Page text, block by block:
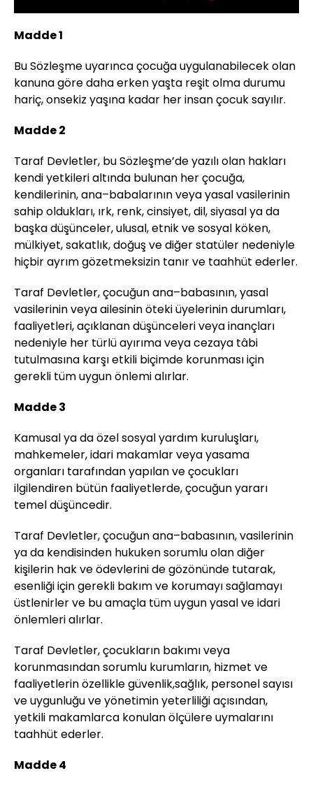
Madde 1
Bu Sözleşme uyarınca çocuğa uygulanabilecek olan
kanuna göre daha erken yaşta reşit olma durumu
hariç, onsekiz yaşına kadar her insan çocuk sayılır.
Madde 2
Taraf Devletler, bu Sözleşme’de yazılı olan hakları
kendi yetkileri altında bulunan her çocuğa,
kendilerinin, ana–babalarının veya yasal vasilerinin
sahip oldukları, ırk, renk, cinsiyet, dil, siyasal ya da
başka düşünceler, ulusal, etnik ve sosyal köken,
mülkiyet, sakatlık, doğuş ve diğer statüler nedeniyle
hiçbir ayrım gözetmeksizin tanır ve taahhüt ederler.
Taraf Devletler, çocuğun ana–babasının, yasal
vasilerinin veya ailesinin öteki üyelerinin durumları,
faaliyetleri, açıklanan düşünceleri veya inançları
nedeniyle her türlü ayırıma veya cezaya tâbi
tutulmasına karşı etkili biçimde korunması için
gerekli tüm uygun önlemi alırlar.
Madde 3
Kamusal ya da özel sosyal yardım kuruluşları,
mahkemeler, idari makamlar veya yasama
organları tarafından yapılan ve çocukları
ilgilendiren bütün faaliyetlerde, çocuğun yararı
temel düşüncedir.
Taraf Devletler, çocuğun ana–babasının, vasilerinin
ya da kendisinden hukuken sorumlu olan diğer
kişilerin hak ve ödevlerini de gözönünde tutarak,
esenliği için gerekli bakım ve korumayı sağlamayı
üstlenirler ve bu amaçla tüm uygun yasal ve idari
önlemleri alırlar.
Taraf Devletler, çocukların bakımı veya
korunmasından sorumlu kurumların, hizmet ve
faaliyetlerin özellikle güvenlik,sağlık, personel sayısı
ve uygunluğu ve yönetimin yeterliliği açısından,
yetkili makamlarca konulan ölçülere uymalarını
taahhüt ederler.
Madde 4